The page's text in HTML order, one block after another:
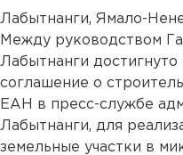
Лабытнанги, Ямало-
Между руководством
Лабытнанги
соглашение о
ЕАН в пресс-службе
Лабытнанги, для
земельные участки в